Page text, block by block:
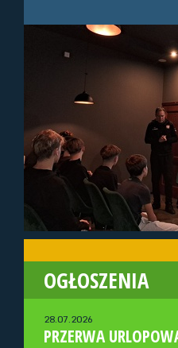
OGŁOSZENIA
28.07.2026
PRZERWA